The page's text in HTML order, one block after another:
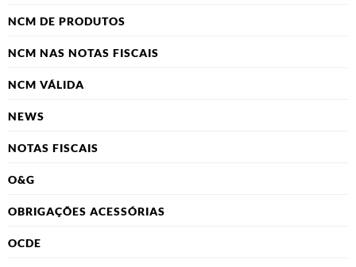
NCM DE PRODUTOS
NCM NAS NOTAS FISCAIS
NCM VÁLIDA
NEWS
NOTAS FISCAIS
O&G
OBRIGAÇÕES ACESSÓRIAS
OCDE